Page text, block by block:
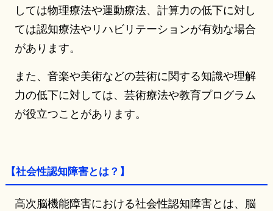
しては物理療法や運動療法、計算力の低下に対し
ては認知療法やリハビリテーションが有効な場合
があります。
また、音楽や美術などの芸術に関する知識や理解
力の低下に対しては、芸術療法や教育プログラム
が役立つことがあります。
【社会性認知障害とは？】
高次脳機能障害における社会性認知障害とは、脳